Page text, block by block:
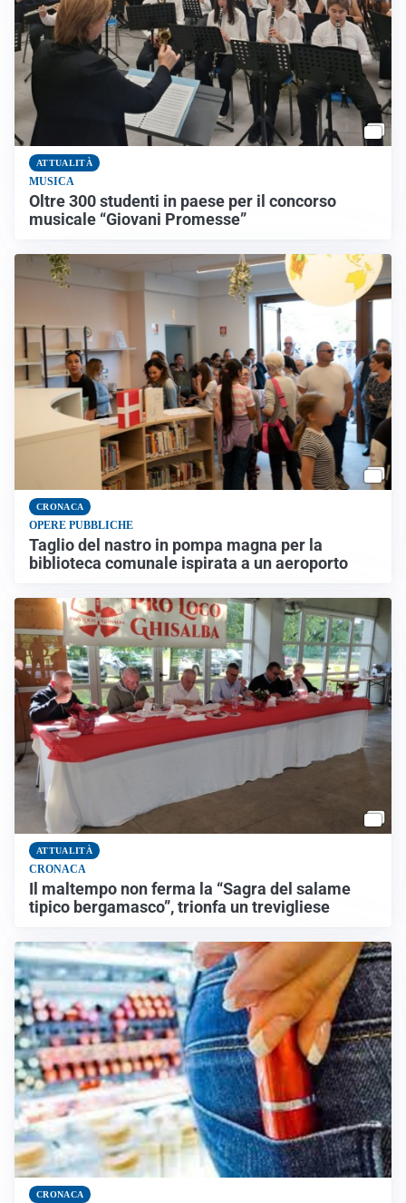
ATTUALITÀ
MUSICA
Oltre 300 studenti in paese per il concorso
musicale “Giovani Promesse”
CRONACA
OPERE PUBBLICHE
Taglio del nastro in pompa magna per la
biblioteca comunale ispirata a un aeroporto
ATTUALITÀ
CRONACA
Il maltempo non ferma la “Sagra del salame
tipico bergamasco”, trionfa un trevigliese
CRONACA